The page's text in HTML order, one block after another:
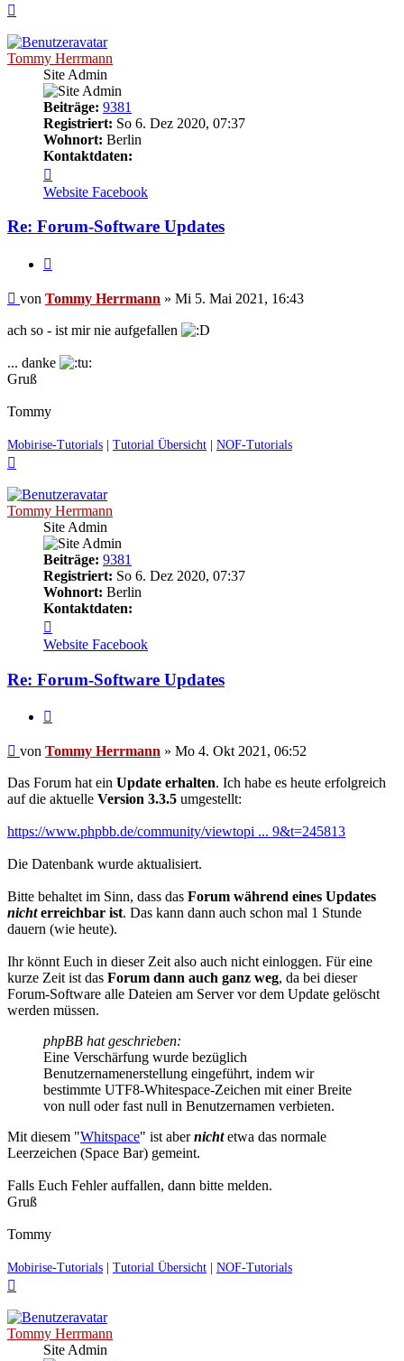
Tommy Herrmann
Site Admin
Beiträge: 9381
Registriert: So 6. Dez 2020, 07:37
Wohnort: Berlin
Kontaktdaten:
von
Tommy
Herrmann
Website Facebook
Re: Forum-Software Updates
Ungelesener
von Tommy Herrmann » Mi 5. Mai 2021, 16:43
ach so - ist mir nie aufgefallen
... danke
Gruß
Tommy
Mobirise-Tutorials Tutorial Übersicht NOF-Tutorials
Tommy Herrmann
Site Admin
Beiträge: 9381
Registriert: So 6. Dez 2020, 07:37
Wohnort: Berlin
Kontaktdaten:
von
Tommy
Herrmann
Website Facebook
Re: Forum-Software Updates
Ungelesener
von Tommy Herrmann » Mo 4. Okt 2021, 06:52
Das Forum hat ein Update erhalten. Ich habe es heute erfolgreich
auf die aktuelle Version 3.3.5 umgestellt:
https://www.phpbb.de/community/viewtopi ... 9&t=245813
Die Datenbank wurde aktualisiert.
Bitte behaltet im Sinn, dass das Forum während eines Updates
nichterreichbar ist. Das kann dann auch schon mal 1 Stunde
dauern (wie heute).
Ihr könnt Euch in dieser Zeit also auch nicht einloggen. Für eine
kurze Zeit ist das Forum dann auch ganz weg, da bei dieser
Forum-Software alle Dateien am Server vor dem Update gelöscht
werden müssen.
phpBB hat geschrieben:
Eine Verschärfung wurde bezüglich
Benutzernamenerstellung eingeführt, indem wir
bestimmte UTF8-Whitespace-Zeichen mit einer Breite
von null oder fast null in Benutzernamen verbieten.
Mit diesem "Whitspace" ist abernichtetwa das normale
Leerzeichen (Space Bar) gemeint.
Falls Euch Fehler auffallen, dann bitte melden.
Gruß
Tommy
Mobirise-Tutorials Tutorial Übersicht NOF-Tutorials
Tommy Herrmann
Site Admin